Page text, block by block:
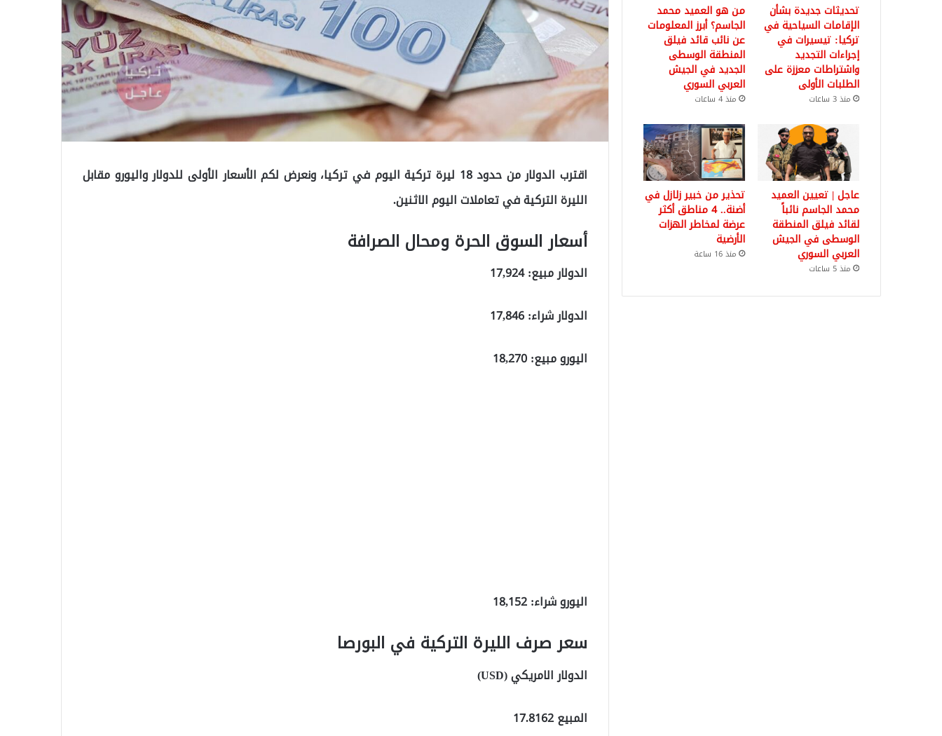
اقترب الدولار من حدود 18 ليرة تركية اليوم في تركيا، ونعرض لكم الأسعار الأولى للدولار واليورو مقابل
الليرة التركية في تعاملات اليوم الاثنين.
أسعار السوق الحرة ومحال الصرافة
الدولار مبيع: 17,924
الدولار شراء: 17,846
اليورو مبيع: 18,270
اليورو شراء: 18,152
سعر صرف الليرة التركية في البورصا
الدولار الامريكي (USD)
المبيع 17.8162
تحديثات جديدة بشأن
الإقامات السياحية في
تركيا: تيسيرات في
إجراءات التجديد
واشتراطات معززة على
الطلبات الأولى
منذ 3 ساعات
من هو العميد محمد
الجاسم؟ أبرز المعلومات
عن نائب قائد فيلق
المنطقة الوسطى
الجديد في الجيش
العربي السوري
منذ 4 ساعات
عاجل | تعيين العميد
محمد الجاسم نائباً
لقائد فيلق المنطقة
الوسطى في الجيش
العربي السوري
منذ 5 ساعات
تحذير من خبير زلازل في
أضنة.. 4 مناطق أكثر
عرضة لمخاطر الهزات
الأرضية
منذ 16 ساعة